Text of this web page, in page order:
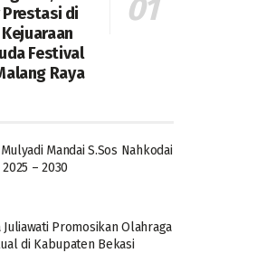
di
Festival
Raya
Mandai S.Sos Nahkodai
– 2030
Promosikan Olahraga
di Kabupaten Bekasi